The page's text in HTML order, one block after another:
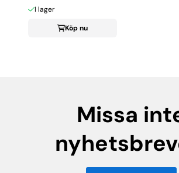
I lager
Köp nu
Missa